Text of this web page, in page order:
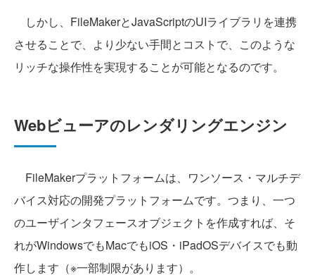
しかし、FileMakerとJavaScriptのUIライブラリを連携
させることで、より少ない手間とコストで、このような
リッチな操作性を実現することが可能となるのです。
Webビューアのレンダリングエンジン
FileMakerプラットフォームは、ワンソース・マルチデ
バイス対応の開発プラットフォームです。つまり、一つ
のユーザインタフェースオブジェクトを作成すれば、そ
れがWindowsでもMacでもiOS・iPadOSデバイスでも動
作します（※一部制限があります）。